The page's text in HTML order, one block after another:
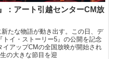
：アート引越センターCM放
たな物語が動き出す。この日、デ
トイ・ストーリー5』の公開を記念
イアップCMの全国放映が開始され
の大きな節目を迎